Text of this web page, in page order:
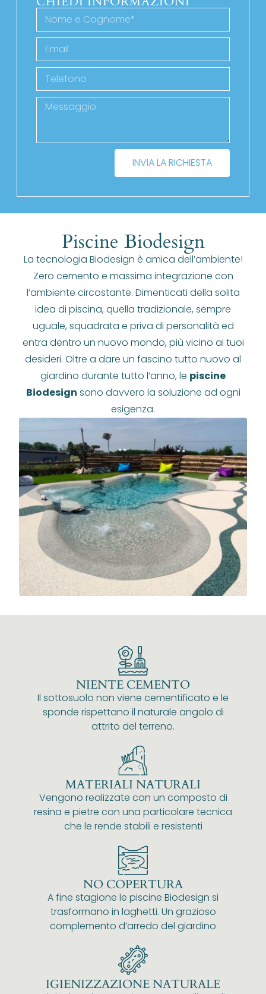
INVIA LA RICHIESTA
Piscine Biodesign
La tecnologia Biodesign è amica dell’ambiente!
Zero cemento e massima integrazione con
l’ambiente circostante. Dimenticati della solita
idea di piscina, quella tradizionale, sempre
uguale, squadrata e priva di personalità ed
entra dentro un nuovo mondo, più vicino ai tuoi
desideri. Oltre a dare un fascino tutto nuovo al
giardino durante tutto l’anno, le piscine
Biodesign sono davvero la soluzione ad ogni
esigenza.
NIENTE CEMENTO
Il sottosuolo non viene cementificato e le
sponde rispettano il naturale angolo di
attrito del terreno.
MATERIALI NATURALI
Vengono realizzate con un composto di
resina e pietre con una particolare tecnica
che le rende stabili e resistenti
NO COPERTURA
A fine stagione le piscine Biodesign si
trasformano in laghetti. Un grazioso
complemento d’arredo del giardino
IGIENIZZAZIONE NATURALE